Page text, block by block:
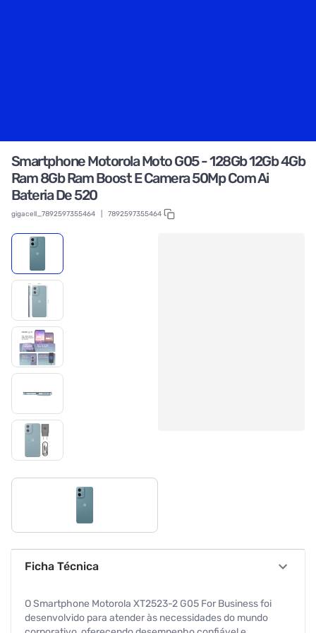
Smartphone Motorola Moto G05 - 128Gb 12Gb 4Gb
Ram 8Gb Ram Boost E Camera 50Mp Com Ai
Bateria De 520
gigacell_7892597355464 7892597355464
Ficha Técnica
O Smartphone Motorola XT2523-2 G05 For Business foi
desenvolvido para atender às necessidades do mundo